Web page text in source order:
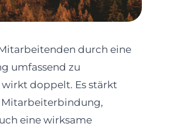
durch eine
umfassend zu
doppelt. Es stärkt
eine wirksame